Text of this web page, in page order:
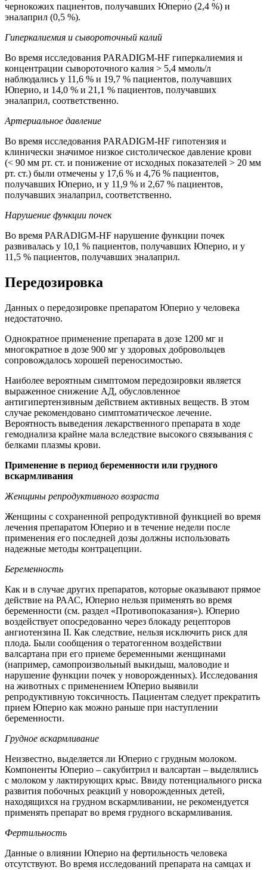
чернокожих пациентов, получавших Юперио (2,4 %) и
эналаприл (0,5 %).
Гиперкалиемия и сывороточный калий
Во время исследования PARADIGM-HF гиперкалиемия и
концентрации сывороточного калия > 5,4 ммоль/л
наблюдались у 11,6 % и 19,7 % пациентов, получавших
Юперио, и 14,0 % и 21,1 % пациентов, получавших
эналаприл, соответственно.
Артериальное давление
Во время исследования PARADIGM-HF гипотензия и
клинически значимое низкое систолическое давление крови
(< 90 мм рт. ст. и понижение от исходных показателей > 20 мм
рт. ст.) были отмечены у 17,6 % и 4,76 % пациентов,
получавших Юперио, и у 11,9 % и 2,67 % пациентов,
получавших эналаприл, соответственно.
Нарушение функции почек
Во время PARADIGM-HF нарушение функции почек
развивалась у 10,1 % пациентов, получавших Юперио, и у
11,5 % пациентов, получавших эналаприл.
Передозировка
Данных о передозировке препаратом Юперио у человека
недостаточно.
Однократное применение препарата в дозе 1200 мг и
многократное в дозе 900 мг у здоровых добровольцев
сопровождалось хорошей переносимостью.
Наиболее вероятным симптомом передозировки является
выраженное снижение АД, обусловленное
антигипертензивным действием активных веществ. В этом
случае рекомендовано симптоматическое лечение.
Вероятность выведения лекарственного препарата в ходе
гемодиализа крайне мала вследствие высокого связывания с
белками плазмы крови.
Применение в период беременности или грудного
вскармливания
Женщины репродуктивного возраста
Женщины с сохраненной репродуктивной функцией во время
лечения препаратом Юперио и в течение недели после
применения его последней дозы должны использовать
надежные методы контрацепции.
Беременность
Как и в случае других препаратов, которые оказывают прямое
действие на РААС, Юперио нельзя применять во время
беременности (см. раздел «Противопоказания»). Юперио
воздействует опосредованно через блокаду рецепторов
ангиотензина II. Как следствие, нельзя исключить риск для
плода. Были сообщения о тератогенном воздействии
валсартана при его приеме беременными женщинами
(например, самопроизвольный выкидыш, маловодие и
нарушение функции почек у новорожденных). Исследования
на животных с применением Юперио выявили
репродуктивную токсичность. Пациентам следует прекратить
прием Юперио как можно раньше при наступлении
беременности.
Грудное вскармливание
Неизвестно, выделяется ли Юперио с грудным молоком.
Компоненты Юперио – сакубитрил и валсартан – выделялись
с молоком у лактирующих крыс. Ввиду потенциального риска
развития побочных реакций у новорожденных детей,
находящихся на грудном вскармливании, не рекомендуется
применять препарат во время грудного вскармливания.
Фертильность
Данные о влиянии Юперио на фертильность человека
отсутствуют. Во время исследований препарата на самцах и